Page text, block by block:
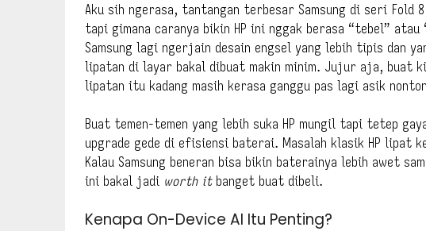
Aku sih ngerasa, tantangan terbesar Samsung di seri Fold
tapi gimana caranya bikin HP ini nggak berasa “tebel” atau
Samsung lagi ngerjain desain engsel yang lebih tipis dan
lipatan di layar bakal dibuat makin minim. Jujur aja, buat
lipatan itu kadang masih kerasa ganggu pas lagi asik
Buat temen-temen yang lebih suka HP mungil tapi tetep
upgrade gede di efisiensi baterai. Masalah klasik HP lipat
Kalau Samsung beneran bisa bikin baterainya lebih awet
ini bakal jadi worth itbanget buat dibeli.
Kenapa On-Device AI Itu Penting?